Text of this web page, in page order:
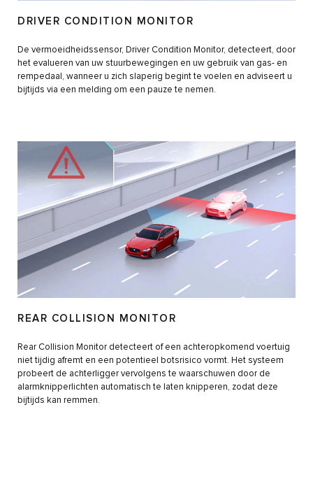
DRIVER CONDITION MONITOR
De vermoeidheidssensor, Driver Condition Monitor, detecteert, door
het evalueren van uw stuurbewegingen en uw gebruik van gas- en
rempedaal, wanneer u zich slaperig begint te voelen en adviseert u
bijtijds via een melding om een pauze te nemen.
REAR COLLISION MONITOR
Rear Collision Monitor detecteert of een achteropkomend voertuig
niet tijdig afremt en een potentieel botsrisico vormt. Het systeem
probeert de achterligger vervolgens te waarschuwen door de
alarmknipperlichten automatisch te laten knipperen, zodat deze
bijtijds kan remmen.